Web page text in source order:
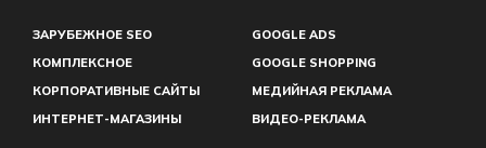
ЗАРУБЕЖНОЕ SEO
КОМПЛЕКСНОЕ
КОРПОРАТИВНЫЕ САЙТЫ
ИНТЕРНЕТ-МАГАЗИНЫ
GOOGLE ADS
GOOGLE SHOPPING
МЕДИЙНАЯ РЕКЛАМА
ВИДЕО-РЕКЛАМА